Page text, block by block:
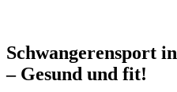
Schwangerensport
– Gesund und fit!